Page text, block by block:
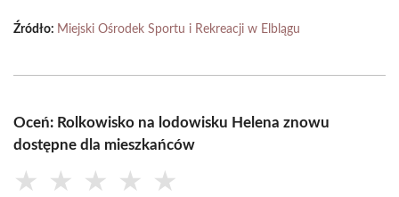
Źródło: Miejski Ośrodek Sportu i Rekreacji w Elblągu
Oceń: Rolkowisko na lodowisku Helena znowu
dostępne dla mieszkańców
★ ★ ★ ★ ★